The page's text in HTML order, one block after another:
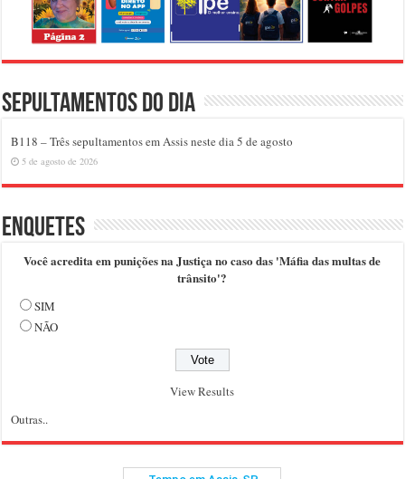
Sepultamentos do dia
B118 – Três sepultamentos em Assis neste dia 5 de agosto
5 de agosto de 2026
Enquetes
Você acredita em punições na Justiça no caso das 'Máfia das multas de
trânsito'?
SIM
NÃO
View Results
Outras..